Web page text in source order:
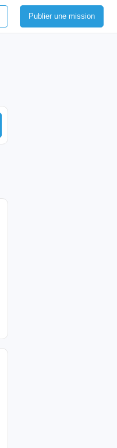
Publier une mission